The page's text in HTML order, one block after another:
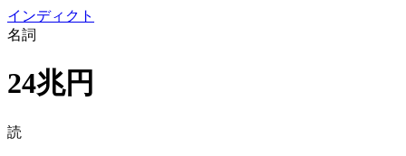
インディクト
名詞
24兆円
読